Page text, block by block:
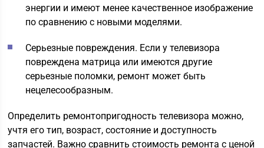
энергии и имеют менее качественное изображение
по сравнению с новыми моделями.
Серьезные повреждения. Если у телевизора
повреждена матрица или имеются другие
серьезные поломки, ремонт может быть
нецелесообразным.
Определить ремонтопригодность телевизора можно,
учтя его тип, возраст, состояние и доступность
запчастей. Важно сравнить стоимость ремонта с ценой